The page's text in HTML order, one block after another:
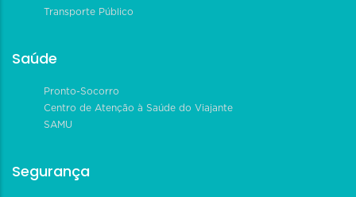
Transporte Público
Saúde
Pronto-Socorro
Centro de Atenção à Saúde do Viajante
SAMU
Segurança